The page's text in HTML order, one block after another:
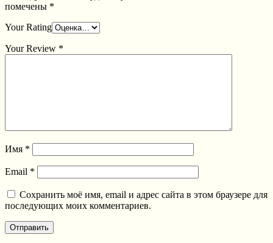
помечены *
Your Rating
Your Review *
Имя *
Email *
Сохранить моё имя, email и адрес сайта в этом браузере для
последующих моих комментариев.